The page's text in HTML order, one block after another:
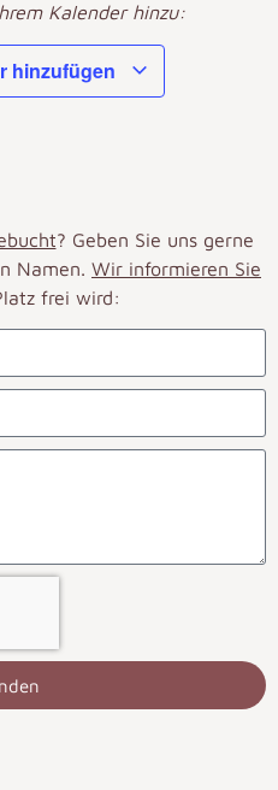
Kalender hinzu:
hinzufügen
? Geben Sie uns gerne
Namen. Wir informieren Sie
frei wird: